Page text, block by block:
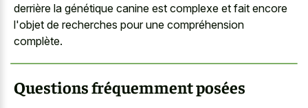
derrière la génétique canine est complexe et fait encore
l'objet de recherches pour une compréhension
complète.
Questions fréquemment posées